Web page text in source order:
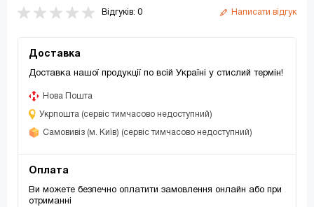
Відгуків: 0 Написати відгук
Доставка
Доставка нашої продукції по всій Україні у стислий термін!
Нова Пошта
Укрпошта (сервіс тимчасово недоступний)
Самовивіз (м. Київ) (сервіс тимчасово недоступний)
Оплата
Ви можете безпечно оплатити замовлення онлайн або при
отриманні